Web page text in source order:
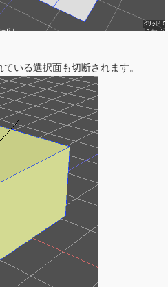
いる選択面も切断されます。